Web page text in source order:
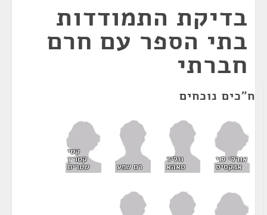
בדיקת התמודדות
בתי הספר עם חרם
חברתי
ח"כים נוכחים
אורלי לוי
אבקסיס
ווליד
טאהא רם שפע
קטי
קטרין
שטרית